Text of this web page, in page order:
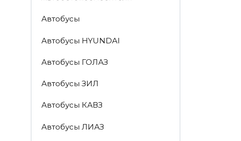
Автобусы
Автобусы HYUNDAI
Автобусы ГОЛАЗ
Автобусы ЗИЛ
Автобусы КАВЗ
Автобусы ЛИАЗ